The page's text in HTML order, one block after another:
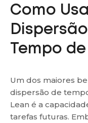
Como
Tempo
Um dos maiores
dispersão de
Lean é a
tarefas futuras.